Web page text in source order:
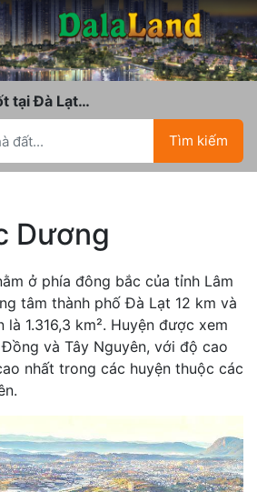
tại Đà Lạt…
Tìm kiếm
Dương
ở phía đông bắc của tỉnh Lâm
tâm thành phố Đà Lạt 12 km và
1.316,3 km². Huyện được xem
và Tây Nguyên, với độ cao
nhất trong các huyện thuộc các